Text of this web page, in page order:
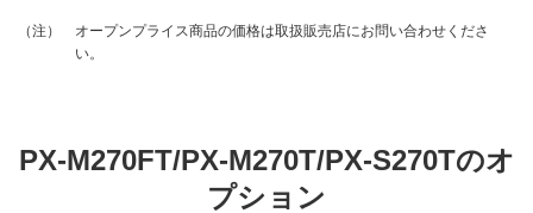
（注）
オープンプライス商品の価格は取扱販売店にお問い合わせくださ
い。
PX-M270FT/PX-M270T/PX-S270Tのオ
プション